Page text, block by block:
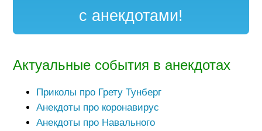
с анекдотами!
Актуальные события в анекдотах
Приколы про Грету Тунберг
Анекдоты про коронавирус
Анекдоты про Навального